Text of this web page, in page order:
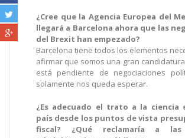
¿Cree que la Agencia Europea del
llegará a Barcelona ahora que las
del Brexit han empezado?
Barcelona tiene todos los elementos
afirmar que somos una gran
está pendiente de negociaciones
solamente nos queda esperar.
¿Es adecuado el trato a la ciencia
país desde los puntos de vista
fiscal? ¿Qué reclamaría a